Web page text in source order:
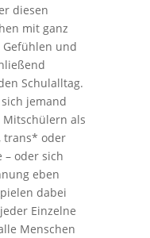
diesen
mit ganz
Gefühlen und
Schulalltag.
jemand
als
trans* oder
oder sich
eben
dabei
Einzelne
Menschen